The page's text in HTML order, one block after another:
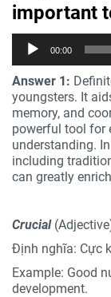
important
Trình
phát
thanh
00:00
Answer 1:
youngsters. It
memory, and
powerful tool for
understanding.
including
can greatly
Crucial
Định nghĩa: Cực
Example: Good
development.